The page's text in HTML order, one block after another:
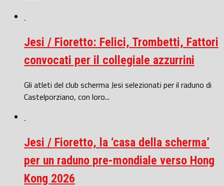
Jesi / Fioretto: Felici, Trombetti, Fattori
convocati per il collegiale azzurrini
Gli atleti del club scherma Jesi selezionati per il raduno di
Castelporziano, con loro...
Jesi / Fioretto, la ‘casa della scherma’
per un raduno pre-mondiale verso Hong
Kong 2026